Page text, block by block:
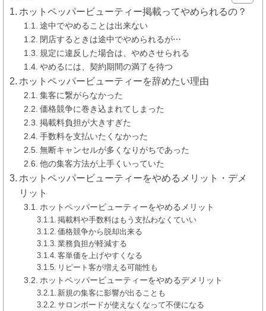
ホットペッパービューティー掲載ってやめられるの？
途中でやめることは出来ない
閉店するときは途中でやめられるが⋯
規定に違反した場合は、やめさせられる
やめるには、契約期間の満了を待つ
ホットペッパービューティーを辞めたい理由
集客に繋がらなかった
価格競争に巻き込まれてしまった
掲載料負担が大きすぎた
手数料を支払いたくなかった
無断キャンセルが多くなりがちであった
他の集客方法が上手くいっていた
ホットペッパービューティーをやめるメリット・デメ
リット
ホットペッパービューティーをやめるメリット
掲載料や手数料はもう支払わなくていい
価格競争から脱却出来る
業務負担が軽減する
客単価を上げやすくなる
リピート客が増える可能性も
ホットペッパービューティーをやめるデメリット
新規の集客に影響が出ることも
サロンボードが使えなくなって不便になる